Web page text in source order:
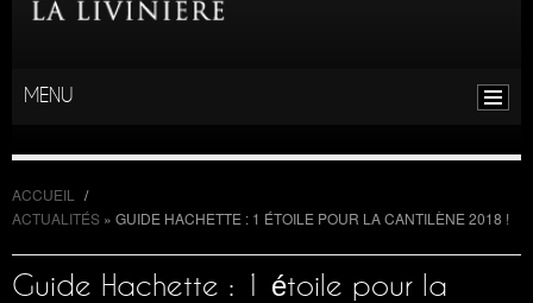
MENU
ACCUEIL
/
ACTUALITÉS » GUIDE HACHETTE : 1 ÉTOILE POUR LA CANTILÈNE 2018 !
Guide Hachette : 1 étoile pour la